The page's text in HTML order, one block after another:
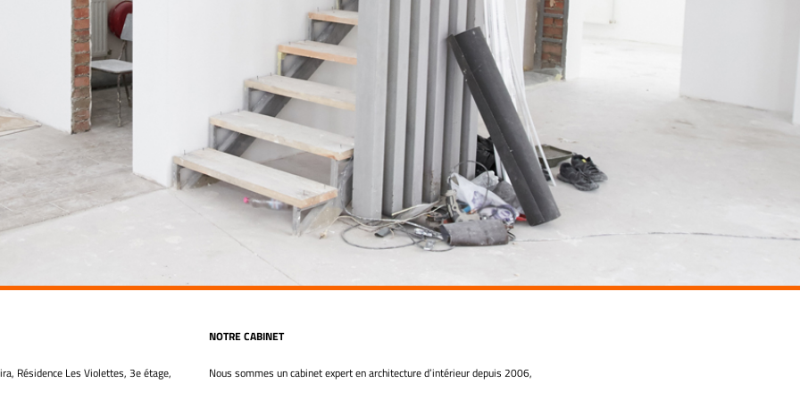
Résidence Les Violettes, 3e étage,
NOTRE CABINET
Nous sommes un cabinet expert en architecture d’intérieur depuis 2006,